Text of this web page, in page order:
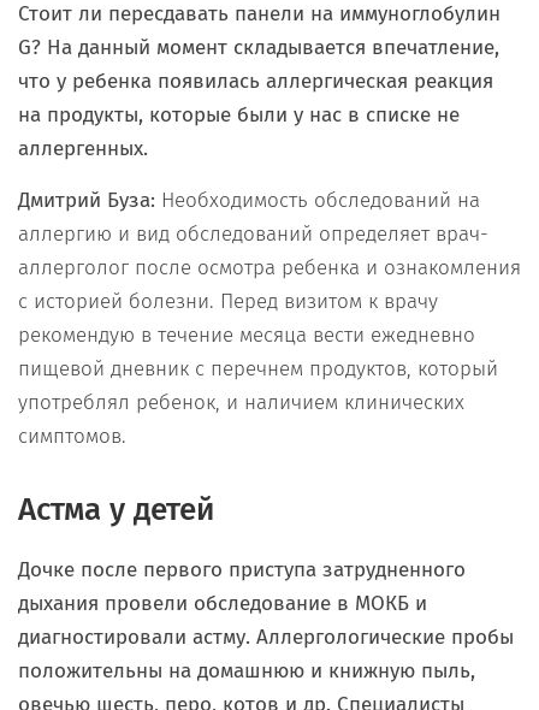
Стоит ли пересдавать панели на иммуноглобулин
G? На данный момент складывается впечатление,
что у ребенка появилась аллергическая реакция
на продукты, которые были у нас в списке не
аллергенных.
Дмитрий Буза: Необходимость обследований на
аллергию и вид обследований определяет врач-
аллерголог после осмотра ребенка и ознакомления
с историей болезни. Перед визитом к врачу
рекомендую в течение месяца вести ежедневно
пищевой дневник с перечнем продуктов, который
употреблял ребенок, и наличием клинических
симптомов.
Астма у детей
Дочке после первого приступа затрудненного
дыхания провели обследование в МОКБ и
диагностировали астму. Аллергологические пробы
положительны на домашнюю и книжную пыль,